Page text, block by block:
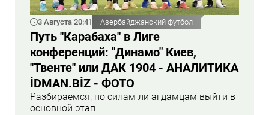
3 Августа 20:41 Азербайджанский футбол
Путь "Карабаха" в Лиге
конференций: "Динамо" Киев,
"Твенте" или ДАК 1904 - АНАЛИТИКА
İDMAN.BİZ - ФОТО
Разбираемся, по силам ли агдамцам выйти в
основной этап